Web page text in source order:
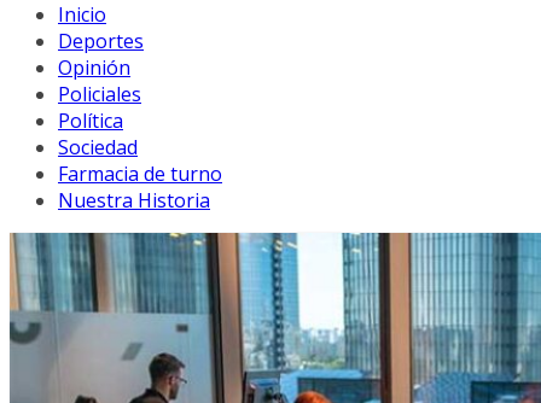
Inicio
Deportes
Opinión
Policiales
Política
Sociedad
Farmacia de turno
Nuestra Historia